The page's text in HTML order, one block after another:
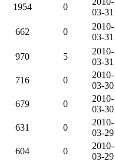
1954 0
03-31
662 0
2010-
03-31
970 5
2010-
03-31
716 0
2010-
03-30
679 0
2010-
03-30
631 0
2010-
03-29
604 0
2010-
03-29